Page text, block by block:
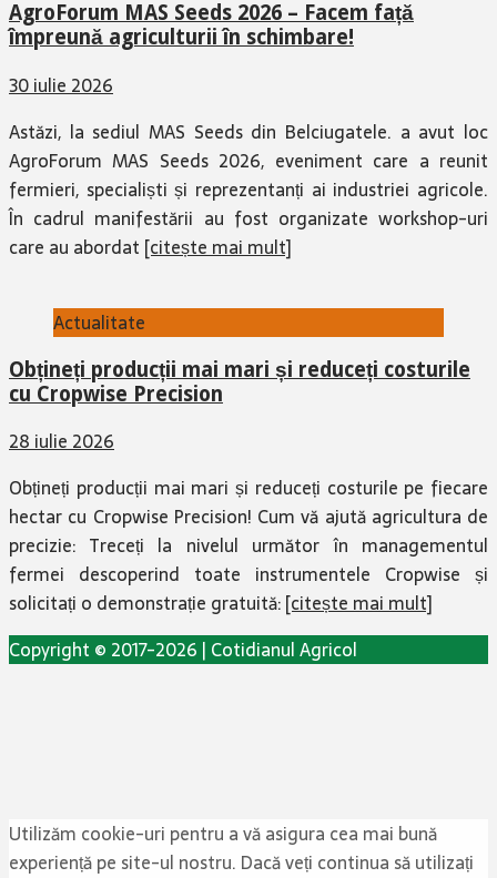
AgroForum MAS Seeds 2026 – Facem față
împreună agriculturii în schimbare!
30 iulie 2026
Astăzi, la sediul MAS Seeds din Belciugatele. a avut loc
AgroForum MAS Seeds 2026, eveniment care a reunit
fermieri, specialiști și reprezentanți ai industriei agricole.
În cadrul manifestării au fost organizate workshop-uri
care au abordat [citește mai mult]
Actualitate
Obțineți producții mai mari și reduceți costurile
cu Cropwise Precision
28 iulie 2026
Obțineți producții mai mari și reduceți costurile pe fiecare
hectar cu Cropwise Precision! Cum vă ajută agricultura de
precizie: Treceți la nivelul următor în managementul
fermei descoperind toate instrumentele Cropwise și
solicitați o demonstrație gratuită:[citește mai mult]
Copyright © 2017-2026 | Cotidianul Agricol
Utilizăm cookie-uri pentru a vă asigura cea mai bună
experiență pe site-ul nostru. Dacă veți continua să utilizați